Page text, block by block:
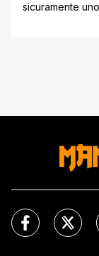
sicuramente